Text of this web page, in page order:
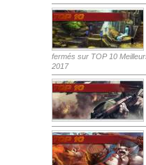
fermés sur TOP 10
2017